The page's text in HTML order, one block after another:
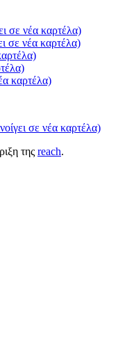
σε νέα καρτέλα)
σε νέα καρτέλα)
καρτέλα)
σε νέα καρτέλα)
της reach.